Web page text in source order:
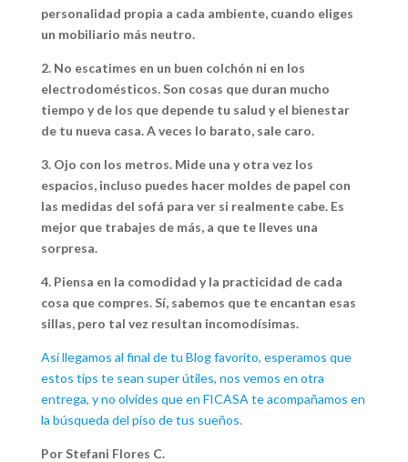
personalidad propia a cada ambiente, cuando eliges
un mobiliario más neutro.
2. No escatimes en un buen colchón ni en los
electrodomésticos. Son cosas que duran mucho
tiempo y de los que depende tu salud y el bienestar
de tu nueva casa. A veces lo barato, sale caro.
3. Ojo con los metros. Mide una y otra vez los
espacios, incluso puedes hacer moldes de papel con
las medidas del sofá para ver si realmente cabe. Es
mejor que trabajes de más, a que te lleves una
sorpresa.
4. Piensa en la comodidad y la practicidad de cada
cosa que compres. Sí, sabemos que te encantan esas
sillas, pero tal vez resultan incomodísimas.
Así llegamos al final de tu Blog favorito, esperamos que
estos tips te sean super útiles, nos vemos en otra
entrega, y no olvides que en FICASA te acompañamos en
la búsqueda del piso de tus sueños.
Por Stefani Flores C.